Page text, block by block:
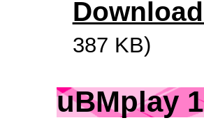
387 KB)
uBMplay